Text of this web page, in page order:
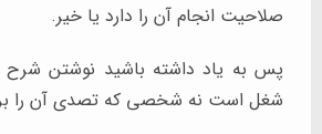
صلاحیت انجام آن را دارد یا خیر.
پس به یاد داشته باشید نوشتن
شغل است نه شخصی که تصدی آن را